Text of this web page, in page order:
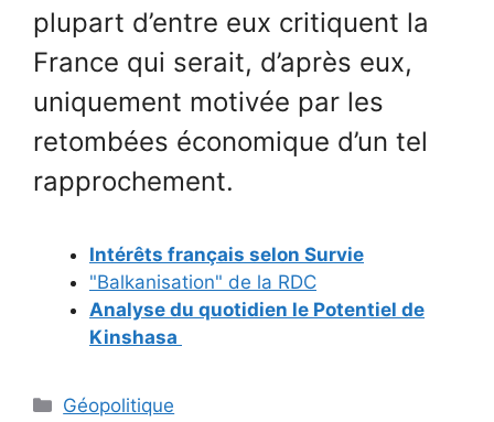
plupart d’entre eux critiquent la
France qui serait, d’après eux,
uniquement motivée par les
retombées économique d’un tel
rapprochement.
Intérêts français selon Survie
"Balkanisation" de la RDC
Analyse du quotidien le Potentiel de
Kinshasa
Catégories
Géopolitique